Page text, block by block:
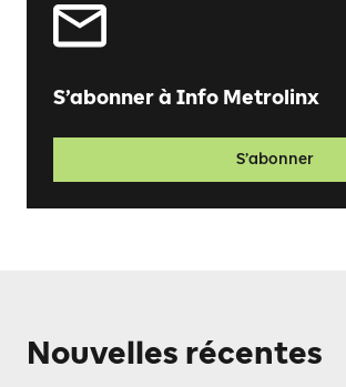
S’abonner à Info Metrolinx
S’abonner
Nouvelles récentes